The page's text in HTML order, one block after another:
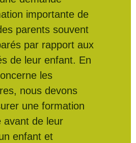
importante de
parents souvent
par rapport aux
de leur enfant. En
les
nous devons
une formation
avant de leur
enfant et